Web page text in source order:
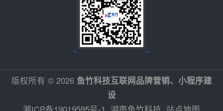
版权所有 © 2026 鱼竹科技互联网品牌营销、小程序建
设